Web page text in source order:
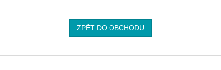
ZPĚT DO OBCHODU